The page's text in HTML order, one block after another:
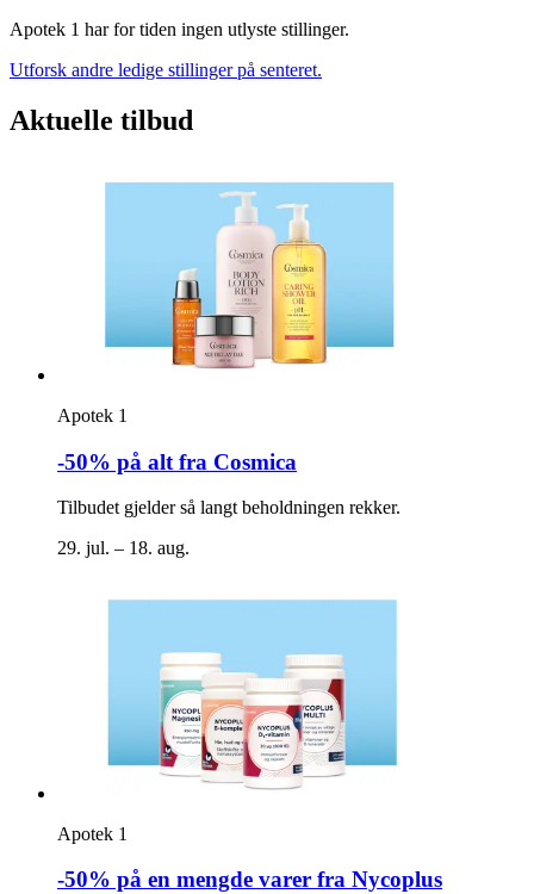
Apotek 1 har for tiden ingen utlyste stillinger.
Utforsk andre ledige stillinger på senteret.
Aktuelle tilbud
Apotek 1
-50% på alt fra Cosmica
Tilbudet gjelder så langt beholdningen rekker.
29. jul. – 18. aug.
Apotek 1
-50% på en mengde varer fra Nycoplus